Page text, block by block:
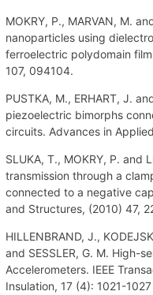
MOKRY, P., MARVAN, M.
nanoparticles using
ferroelectric polydomain
107, 094104.
PUSTKA, M., ERHART, J.
piezoelectric bimorphs
circuits. Advances in
SLUKA, T., MOKRY, P. and
transmission through a
connected to a negative
and Structures, (2010) 47,
HILLENBRAND, J.,
and SESSLER, G. M. High-
Accelerometers. IEEE
Insulation, 17 (4): 1021-